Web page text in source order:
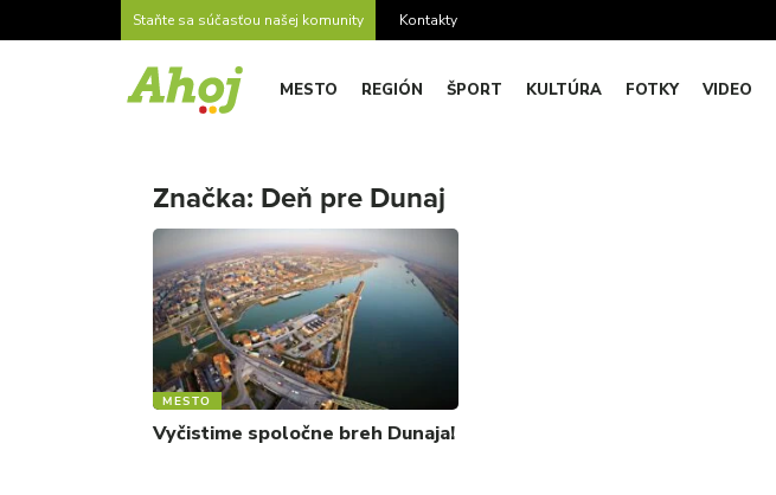
Staňte sa súčasťou našej komunity Kontakty
MESTO REGIÓN ŠPORT KULTÚRA FOTKY VIDEO
Značka: Deň pre Dunaj
MESTO
Vyčistime spoločne breh Dunaja!